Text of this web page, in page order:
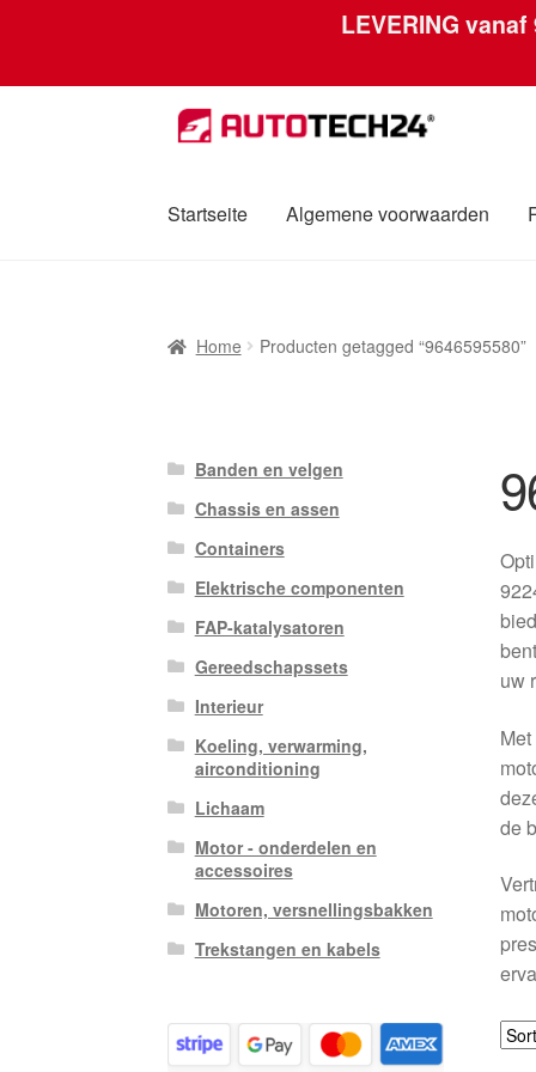
LEVERING vanaf
Ga
door
navigatie
Ga
naar
inhoud
Startseite Algemene voorwaarden
Over ons PrivacybeleidWereldwijde
Home Producten getagged “9646595580”
uw
de
Banden en velgen
Chassis en assen
Containers
Elektrische componenten
FAP-katalysatoren
Gereedschapssets
Interieur
Koeling, verwarming,
airconditioning
Lichaam
Motor - onderdelen en
accessoires
Motoren, versnellingsbakken
Trekstangen en kabels